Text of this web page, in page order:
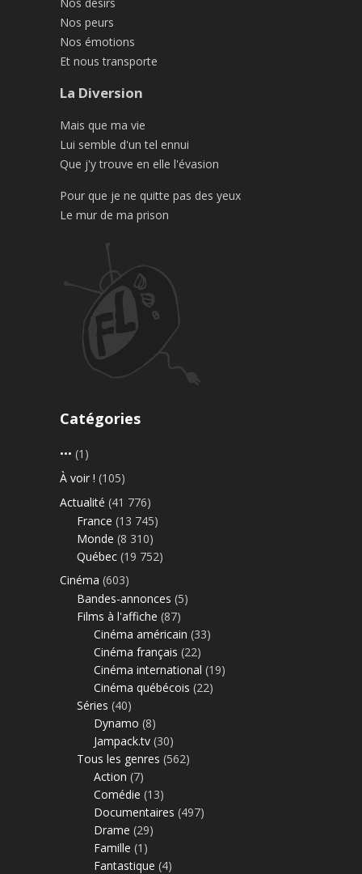
Nos peurs
Nos émotions
Et nous transporte
La Diversion
Mais que ma vie
Lui semble d'un tel ennui
Que j'y trouve en elle l'évasion
Pour que je ne quitte pas des yeux
Le mur de ma prison
Catégories
••• (1)
À voir ! (105)
Actualité (41 776)
France (13 745)
Monde (8 310)
Québec (19 752)
Cinéma (603)
Bandes-annonces (5)
Films à l'affiche (87)
Cinéma américain (33)
Cinéma français (22)
Cinéma international (19)
Cinéma québécois (22)
Séries (40)
Dynamo (8)
Jampack.tv (30)
Tous les genres (562)
Action (7)
Comédie (13)
Documentaires (497)
Drame (29)
Famille (1)
Fantastique (4)